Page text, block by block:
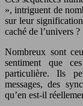
», intriguent de
sur leur
caché de l’univers ?
Nombreux sont
sentiment que
particulière. Ils
messages, des
qu’en est-il